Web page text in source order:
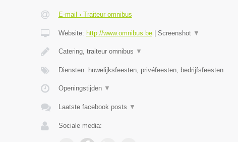
E-mail › Traiteur omnibus
Website: http://www.omnibus.be| Screenshot ▼
Catering, traiteur omnibus ▼
Diensten: huwelijksfeesten, privéfeesten, bedrijfsfeesten
Openingstijden ▼
Laatste facebook posts ▼
Sociale media: